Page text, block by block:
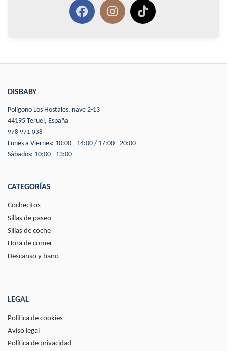
DISBABY
Polígono Los Hostales, nave 2-13
44195 Teruel, España
978 971 038
Lunes a Viernes: 10:00 - 14:00 / 17:00 - 20:00
Sábados: 10:00 - 13:00
CATEGORÍAS
Cochecitos
Sillas de paseo
Sillas de coche
Hora de comer
Descanso y baño
LEGAL
Política de cookies
Aviso legal
Política de privacidad